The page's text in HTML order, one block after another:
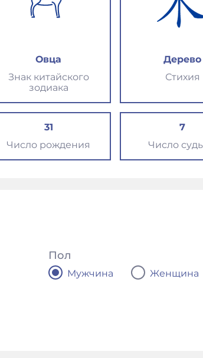
Овца
Знак китайского
зодиака
Дерево
Стихия
31
Число рождения
7
Число
Пол
Мужчина Женщина